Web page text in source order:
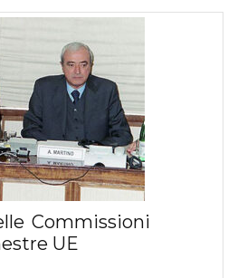
Commissioni
UE